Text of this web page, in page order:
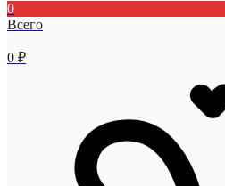
0
Всего
0 ₽